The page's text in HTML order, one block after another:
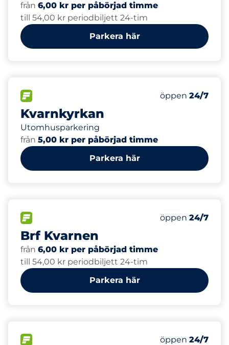
från 6,00 kr per påbörjad timme
till 54,00 kr periodbiljett 24-tim
Parkera här
Kvarnkyrkan
Utomhusparkering
Antal
Totalt antal
Måndag
öppen 24/7
från 5,00 kr per påbörjad timme
Parkera här
Brf Kvarnen
Antal
Totalt antal
Måndag
öppen 24/7
från 6,00 kr per påbörjad timme
till 54,00 kr periodbiljett 24-tim
Parkera här
Antal
Totalt antal
Måndag
öppen 24/7